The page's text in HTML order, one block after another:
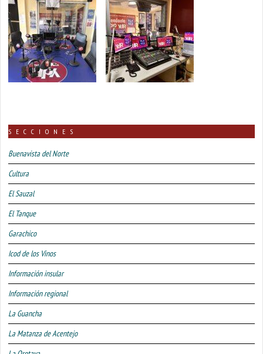
SECCIONES
Buenavista del Norte
Cultura
El Sauzal
El Tanque
Garachico
Icod de los Vinos
Información insular
Información regional
La Guancha
La Matanza de Acentejo